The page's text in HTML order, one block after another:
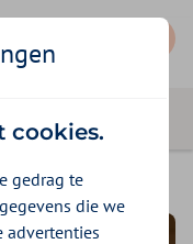
cookies.
gedrag te
die we
advertenties